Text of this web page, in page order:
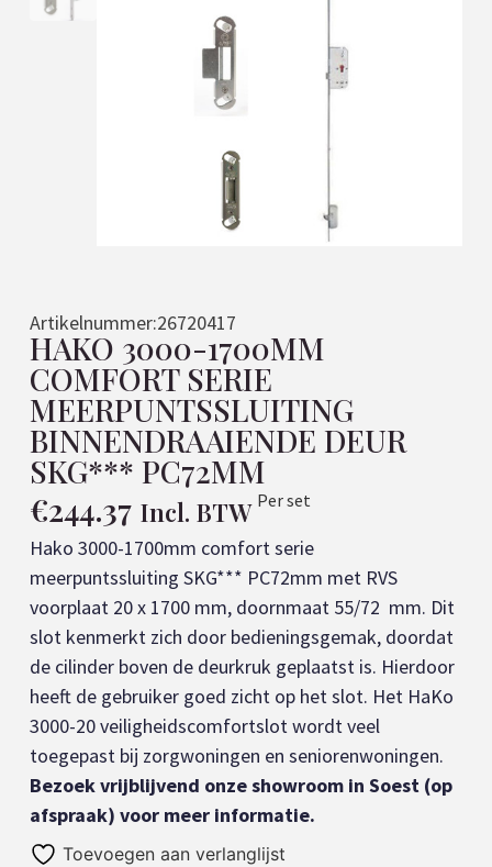
Artikelnummer:26720417
HAKO 3000-1700MM
COMFORT SERIE
MEERPUNTSSLUITING
BINNENDRAAIENDE DEUR
SKG*** PC72MM
€244.37 Incl. BTW Per set
Hako 3000-1700mm comfort serie
meerpuntssluiting SKG*** PC72mm met RVS
voorplaat 20 x 1700 mm, doornmaat 55/72 mm. Dit
slot kenmerkt zich door bedieningsgemak, doordat
de cilinder boven de deurkruk geplaatst is. Hierdoor
heeft de gebruiker goed zicht op het slot. Het HaKo
3000-20 veiligheidscomfortslot wordt veel
toegepast bij zorgwoningen en seniorenwoningen.
Bezoek vrijblijvend onze showroom in Soest (op
afspraak) voor meer informatie.
Toevoegen aan verlanglijst